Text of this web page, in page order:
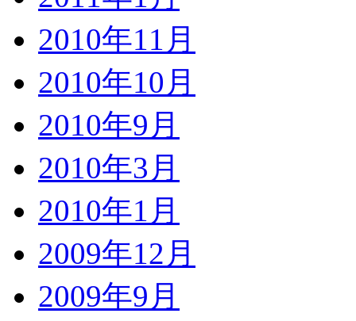
2010年11月
2010年10月
2010年9月
2010年3月
2010年1月
2009年12月
2009年9月